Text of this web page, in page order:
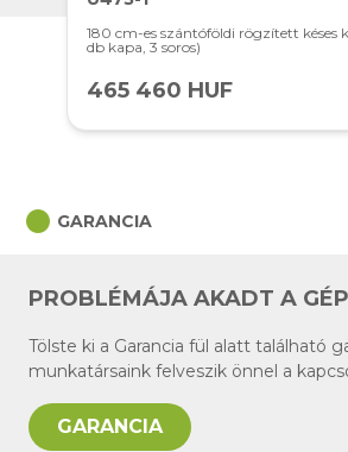
180 cm-es szántóföldi rögzített késes
db kapa, 3 soros)
465 460 HUF
circle GARANCIA
PROBLÉMÁJA AKADT A
Tölste ki a Garancia fül alatt található
munkatársaink felveszik önnel a
GARANCIA